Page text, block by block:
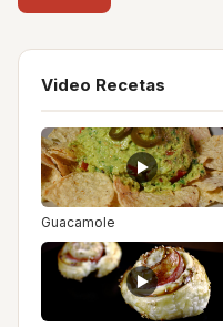
Video Recetas
Guacamole